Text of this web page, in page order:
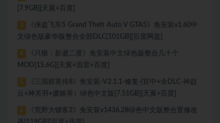
[7.9GB][天翼+百度]
3
《侠盗飞车5 Grand Theft Auto V GTA5》免安装v1.60中
文绿色版豪华版整合全部DLC[101GB][百度网盘]
4
《只狼：影逝二度》免安装中文绿色版整合几十个
MOD[15.6G][天翼+迅雷+百度]
5
《三国群英传8》免安装-V2.1.1-修复-(官中+全DLC-神赵
云+神关羽+虞姬等）绿色中文版[7.51GB][天翼+百度]
6
《荒野大镖客2》免安装v1436.28绿色中文版整合置修改